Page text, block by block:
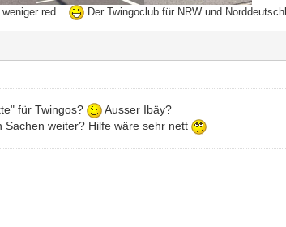
weniger red... Der Twingoclub für NRW und
für Twingos?
Ausser Ibäy?
Sachen weiter? Hilfe wäre sehr nett